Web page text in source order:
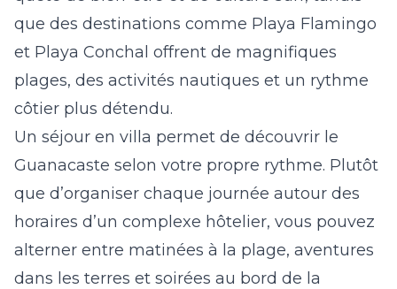
que des destinations comme Playa Flamingo
et Playa Conchal offrent de magnifiques
plages, des activités nautiques et un rythme
côtier plus détendu.
Un séjour en villa permet de découvrir le
Guanacaste selon votre propre rythme. Plutôt
que d’organiser chaque journée autour des
horaires d’un complexe hôtelier, vous pouvez
alterner entre matinées à la plage, aventures
dans les terres et soirées au bord de la